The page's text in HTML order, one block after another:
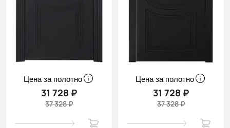
Цена за полотно
31 728 ₽
37 328 ₽
Цена за полотно
31 728 ₽
37 328 ₽